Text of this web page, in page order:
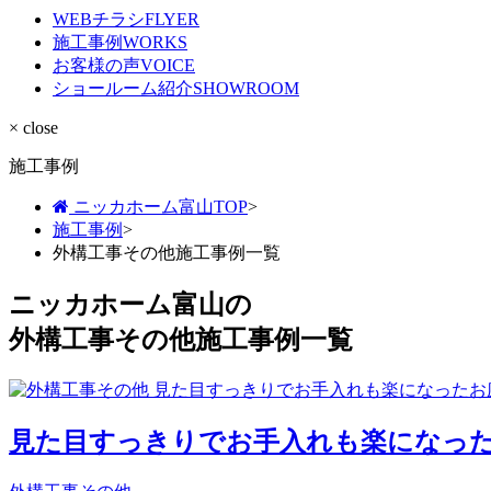
WEBチラシFLYER
施工事例WORKS
お客様の声VOICE
ショールーム紹介SHOWROOM
× close
施工事例
ニッカホーム富山TOP>
施工事例>
外構工事その他施工事例一覧
ニッカホーム富山の
外構工事その他施工事例一覧
見た目すっきりでお手入れも楽になっ